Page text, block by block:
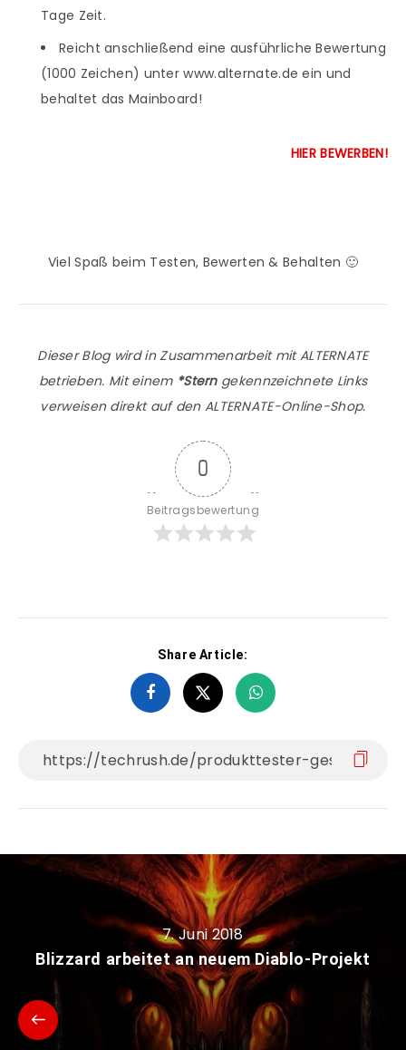
Tage Zeit.
Reicht anschließend eine ausführliche Bewertung
(1000 Zeichen) unter www.alternate.de ein und
behaltet das Mainboard!
HIER BEWERBEN!
Viel Spaß beim Testen, Bewerten & Behalten 🙂
Dieser Blog wird in Zusammenarbeit mit ALTERNATE
betrieben. Mit einem *Sterngekennzeichnete Links
verweisen direkt auf den ALTERNATE-Online-Shop.
0
Beitragsbewertung
Share Article:
7. Juni 2018
Blizzard arbeitet an neuem Diablo-Projekt